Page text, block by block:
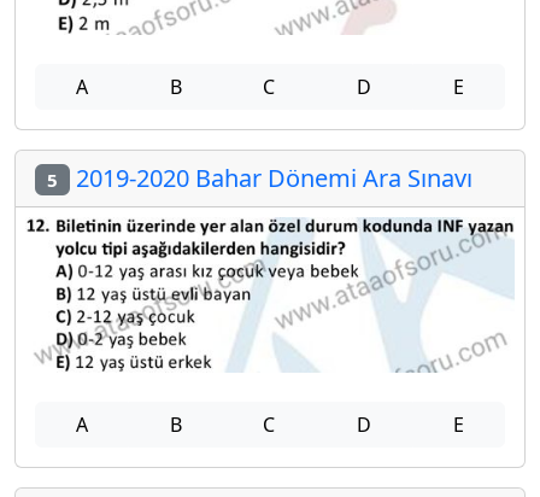
A B C D E
5 2019-2020 Bahar Dönemi Ara Sınavı
A B C D E